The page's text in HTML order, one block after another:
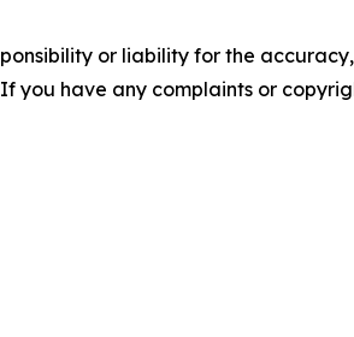
or liability for the
you have any complaints or